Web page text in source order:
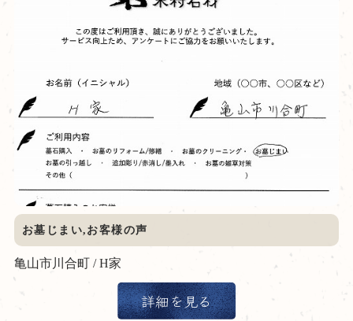
お墓じまい,お客様の声
亀山市川合町 / H家
詳細を見る